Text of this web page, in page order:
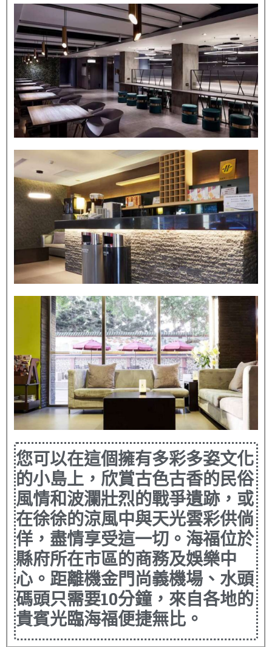
您可以在這個擁有多彩多姿文化
的小島上，欣賞古色古香的民俗
風情和波瀾壯烈的戰爭遺跡，或
在徐徐的涼風中與天光雲彩供倘
佯，盡情享受這一切。海福位於
縣府所在市區的商務及娛樂中
心。距離機金門尚義機場、水頭
碼頭只需要10分鐘，來自各地的
貴賓光臨海福便捷無比。